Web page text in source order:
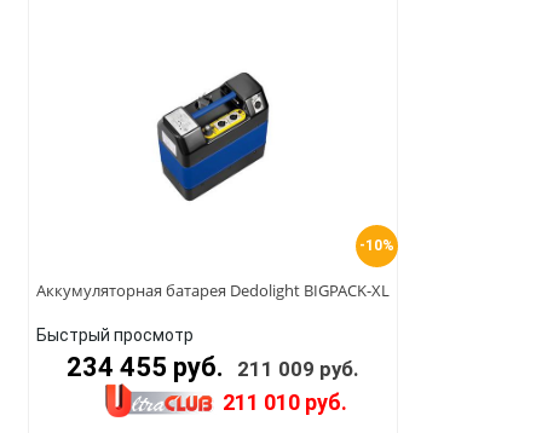
-10%
Аккумуляторная батарея Dedolight BIGPACK-XL
Быстрый просмотр
234 455 руб. 211 009 руб.
211 010 руб.